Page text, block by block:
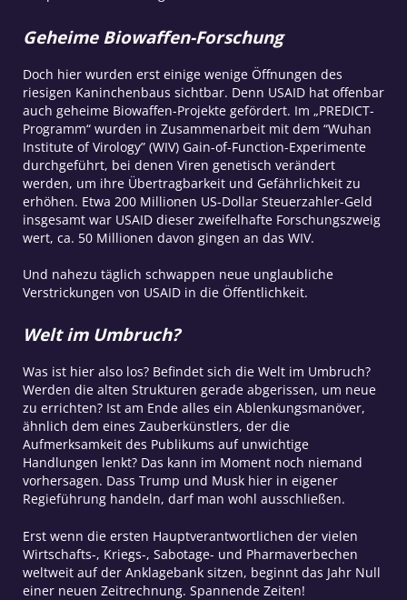
Geheime Biowaffen-Forschung
Doch hier wurden erst einige wenige Öffnungen des
riesigen Kaninchenbaus sichtbar. Denn USAID hat offenbar
auch geheime Biowaffen-Projekte gefördert. Im „PREDICT-
Programm“ wurden in Zusammenarbeit mit dem “Wuhan
Institute of Virology” (WIV) Gain-of-Function-Experimente
durchgeführt, bei denen Viren genetisch verändert
werden, um ihre Übertragbarkeit und Gefährlichkeit zu
erhöhen. Etwa 200 Millionen US-Dollar Steuerzahler-Geld
insgesamt war USAID dieser zweifelhafte Forschungszweig
wert, ca. 50 Millionen davon gingen an das WIV.
Und nahezu täglich schwappen neue unglaubliche
Verstrickungen von USAID in die Öffentlichkeit.
Welt im Umbruch?
Was ist hier also los? Befindet sich die Welt im Umbruch?
Werden die alten Strukturen gerade abgerissen, um neue
zu errichten? Ist am Ende alles ein Ablenkungsmanöver,
ähnlich dem eines Zauberkünstlers, der die
Aufmerksamkeit des Publikums auf unwichtige
Handlungen lenkt? Das kann im Moment noch niemand
vorhersagen. Dass Trump und Musk hier in eigener
Regieführung handeln, darf man wohl ausschließen.
Erst wenn die ersten Hauptverantwortlichen der vielen
Wirtschafts-, Kriegs-, Sabotage- und Pharmaverbechen
weltweit auf der Anklagebank sitzen, beginnt das Jahr Null
einer neuen Zeitrechnung. Spannende Zeiten!